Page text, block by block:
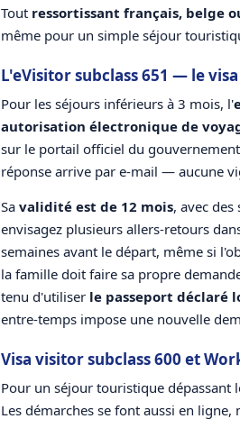
Tout ressortissant français, belge
même pour un simple séjour
L'eVisitor subclass 651 — le
Pour les séjours inférieurs à 3 mois, l'
autorisation électronique de
sur le portail officiel du
réponse arrive par e-mail — aucune
Sa validité est de 12 mois, avec
envisagez plusieurs allers-retours
semaines avant le départ, même si
la famille doit faire sa propre
tenu d'utiliser le passeport déclaré
entre-temps impose une nouvelle
Visa visitor subclass 600 et
Pour un séjour touristique dépassant
Les démarches se font aussi en